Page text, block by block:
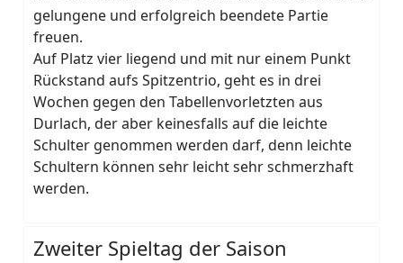
gelungene und erfolgreich beendete Partie
freuen.
Auf Platz vier liegend und mit nur einem Punkt
Rückstand aufs Spitzentrio, geht es in drei
Wochen gegen den Tabellenvorletzten aus
Durlach, der aber keinesfalls auf die leichte
Schulter genommen werden darf, denn leichte
Schultern können sehr leicht sehr schmerzhaft
werden.
Zweiter Spieltag der Saison